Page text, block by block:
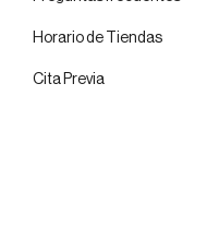
Horario de Tiendas
Cita Previa